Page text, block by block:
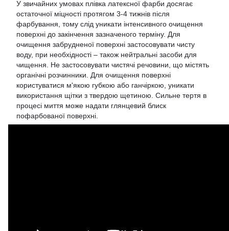
У звичайних умовах плівка латексної фарби досягає
остаточної міцності протягом 3-4 тижнів після
фарбування, тому слід уникати інтенсивного очищення
поверхні до закінчення зазначеного терміну. Для
очищення забрудненої поверхні застосовувати чисту
воду, при необхідності – також нейтральні засоби для
чищення. Не застосовувати чистячі речовини, що містять
органічні розчинники. Для очищення поверхні
користуватися м'якою губкою або ганчіркою, уникати
використання щітки з твердою щетиною. Сильне тертя в
процесі миття може надати глянцевий блиск
пофарбованої поверхні.